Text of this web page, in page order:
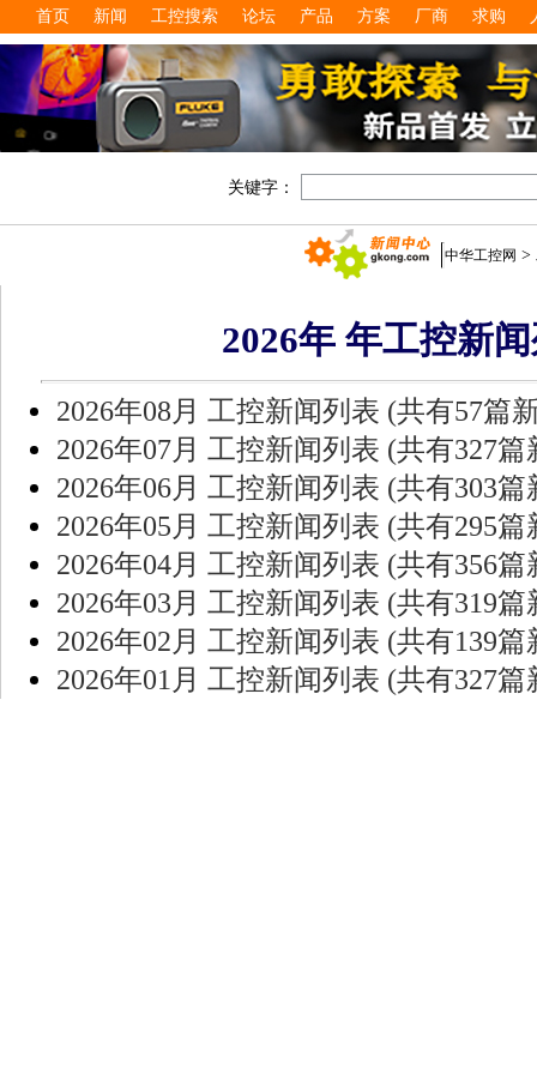
首页 新闻 工控搜索 论坛 产品 方案 厂商 求购
关键字：
中华工控网 >
2026年 年工控新
2026年08月 工控新闻列表 (共有57篇
2026年07月 工控新闻列表 (共有327篇
2026年06月 工控新闻列表 (共有303篇
2026年05月 工控新闻列表 (共有295篇
2026年04月 工控新闻列表 (共有356篇
2026年03月 工控新闻列表 (共有319篇
2026年02月 工控新闻列表 (共有139篇
2026年01月 工控新闻列表 (共有327篇